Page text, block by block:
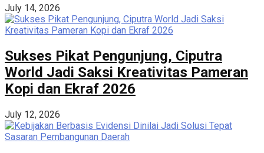
July 14, 2026
Sukses Pikat Pengunjung, Ciputra
World Jadi Saksi Kreativitas Pameran
Kopi dan Ekraf 2026
July 12, 2026